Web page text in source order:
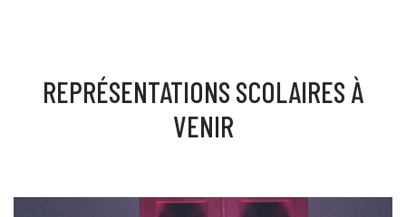
REPRÉSENTATIONS SCOLAIRES À
VENIR